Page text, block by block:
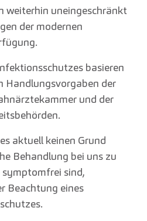
weiterhin uneingeschränkt
der modernen
basieren
Handlungsvorgaben der
und der
aktuell keinen Grund
Behandlung bei uns zu
symptomfrei sind,
Beachtung eines